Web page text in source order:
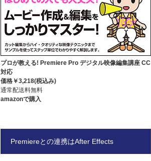
プロが教える! Premiere Pro デジタル映像編集講座 CC
対応
価格￥3,218(税込み)
通常配送料無料
amazonで購入
Premiereとの連携はAfter Effects